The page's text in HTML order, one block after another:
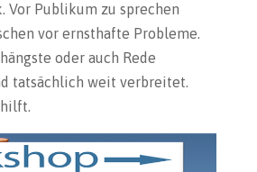
Vor Publikum zu sprechen
vor ernsthafte Probleme.
oder auch Rede
tatsächlich weit verbreitet.